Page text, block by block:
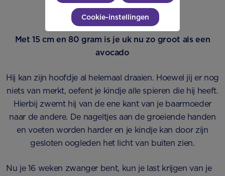
Met 15 cm en 80 gram is je uk nu zo groot als een
avocado
Hij kan zijn hoofdje al helemaal draaien. Hoewel jij er nog
niets van merkt, oefent je kindje alle spieren die hij heeft.
Hierbij zwemt hij van de ene kant van je baarmoeder
naar de andere. De nageltjes aan de groeiende handen
en voeten worden harder en je kindje kan door zijn
gesloten oogleden het licht van buiten zien.
Nu je 16 weken zwanger bent, kun je last krijgen van je
Cookie-instellingen